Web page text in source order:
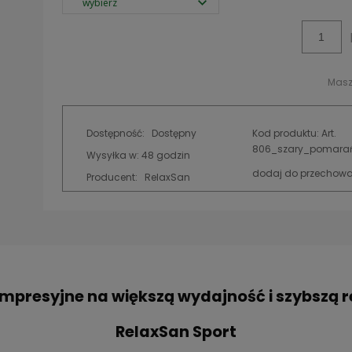
Dostępność:
Dostępny
Wysyłka w: 48 godzin
Producent:
RelaxSan
Kod produktu: Art.
dodaj do
na większą wydajność i szybszą
RelaxSan Sport